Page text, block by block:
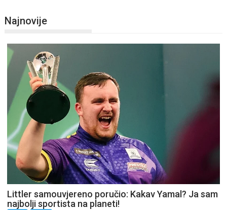
Najnovije
Littler samouvjereno poručio: Kakav Yamal? Ja sam
najbolji sportista na planeti!